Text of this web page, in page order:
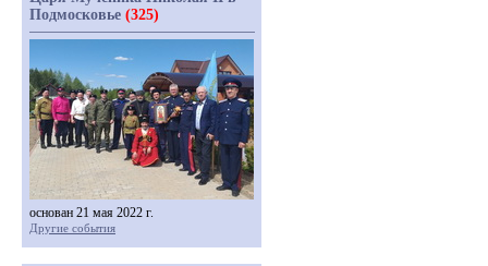
Подмосковье (325)
основан 21 мая 2022 г.
Другие события